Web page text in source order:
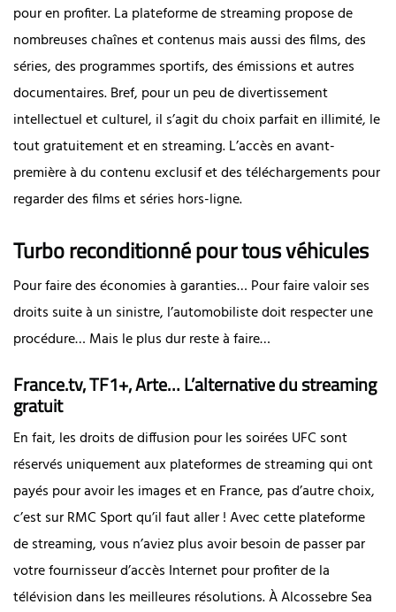
pour en profiter. La plateforme de streaming propose de
nombreuses chaînes et contenus mais aussi des films, des
séries, des programmes sportifs, des émissions et autres
documentaires. Bref, pour un peu de divertissement
intellectuel et culturel, il s’agit du choix parfait en illimité, le
tout gratuitement et en streaming. L’accès en avant-
première à du contenu exclusif et des téléchargements pour
regarder des films et séries hors-ligne.
Turbo reconditionné pour tous véhicules
Pour faire des économies à garanties… Pour faire valoir ses
droits suite à un sinistre, l’automobiliste doit respecter une
procédure… Mais le plus dur reste à faire…
France.tv, TF1+, Arte… L’alternative du streaming
gratuit
En fait, les droits de diffusion pour les soirées UFC sont
réservés uniquement aux plateformes de streaming qui ont
payés pour avoir les images et en France, pas d’autre choix,
c’est sur RMC Sport qu’il faut aller ! Avec cette plateforme
de streaming, vous n’aviez plus avoir besoin de passer par
votre fournisseur d’accès Internet pour profiter de la
télévision dans les meilleures résolutions. À Alcossebre Sea